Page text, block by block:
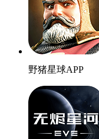
野猪星球APP